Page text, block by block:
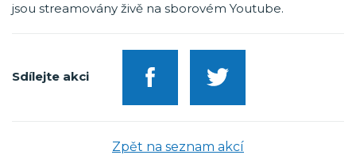
jsou streamovány živě na sborovém Youtube.
Sdílejte akci
Zpět na seznam akcí